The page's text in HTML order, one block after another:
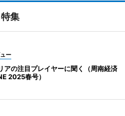
特集
ー
アの注目プレイヤーに聞く（周南経済
2025春号）